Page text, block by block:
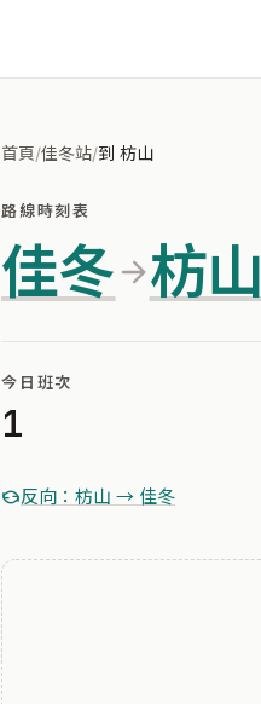
首頁/佳冬站/到 枋山
路線時刻表
佳冬 枋山
今日班次
1
反向：枋山 → 佳冬